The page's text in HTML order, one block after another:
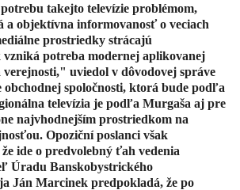
takejto televízie problémom,
a objektívna informovanosť o veciach
prostriedky strácajú
vzniká potreba modernej aplikovanej
uviedol v dôvodovej správe
spoločnosti, ktorá bude podľa
televízia je podľa Murgaša aj pre
najvhodnejším prostriedkom na
Opoziční poslanci však
ide o predvolebný ťah vedenia
Úradu Banskobystrického
Ján Marcinek predpokladá, že po